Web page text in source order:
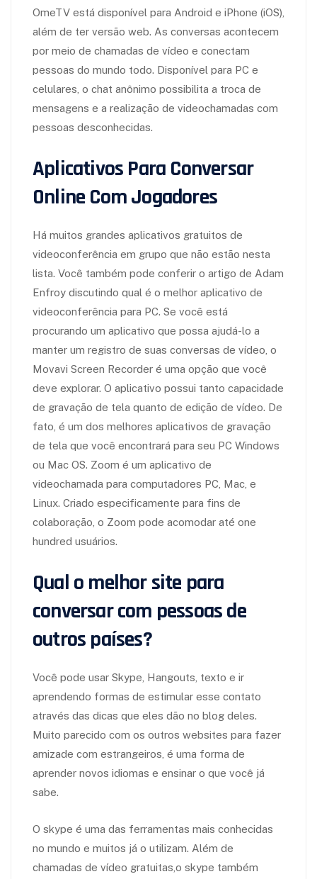
OmeTV está disponível para Android e iPhone (iOS),
além de ter versão web. As conversas acontecem
por meio de chamadas de vídeo e conectam
pessoas do mundo todo. Disponível para PC e
celulares, o chat anônimo possibilita a troca de
mensagens e a realização de videochamadas com
pessoas desconhecidas.
Aplicativos Para Conversar
Online Com Jogadores
Há muitos grandes aplicativos gratuitos de
videoconferência em grupo que não estão nesta
lista. Você também pode conferir o artigo de Adam
Enfroy discutindo qual é o melhor aplicativo de
videoconferência para PC. Se você está
procurando um aplicativo que possa ajudá-lo a
manter um registro de suas conversas de vídeo, o
Movavi Screen Recorder é uma opção que você
deve explorar. O aplicativo possui tanto capacidade
de gravação de tela quanto de edição de vídeo. De
fato, é um dos melhores aplicativos de gravação
de tela que você encontrará para seu PC Windows
ou Mac OS. Zoom é um aplicativo de
videochamada para computadores PC, Mac, e
Linux. Criado especificamente para fins de
colaboração, o Zoom pode acomodar até one
hundred usuários.
Qual o melhor site para
conversar com pessoas de
outros países?
Você pode usar Skype, Hangouts, texto e ir
aprendendo formas de estimular esse contato
através das dicas que eles dão no blog deles.
Muito parecido com os outros websites para fazer
amizade com estrangeiros, é uma forma de
aprender novos idiomas e ensinar o que você já
sabe.
O skype é uma das ferramentas mais conhecidas
no mundo e muitos já o utilizam. Além de
chamadas de vídeo gratuitas,o skype também